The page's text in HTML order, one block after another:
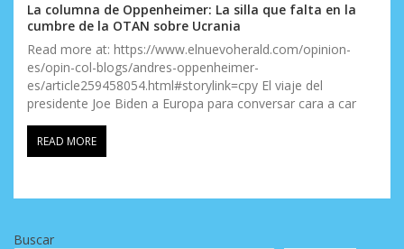
La columna de Oppenheimer: La silla que falta en la
cumbre de la OTAN sobre Ucrania
Read more at: https://www.elnuevoherald.com/opinion-
es/opin-col-blogs/andres-oppenheimer-
es/article259458054.html#storylink=cpy El viaje del
presidente Joe Biden a Europa para conversar cara a car
READ MORE
Buscar